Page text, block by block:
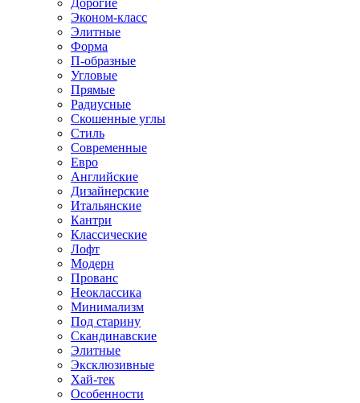
Дорогие
Эконом-класс
Элитные
Форма
П-образные
Угловые
Прямые
Радиусные
Скошенные углы
Стиль
Современные
Евро
Английские
Дизайнерские
Итальянские
Кантри
Классические
Лофт
Модерн
Прованс
Неоклассика
Минимализм
Под старину
Скандинавские
Элитные
Эксклюзивные
Хай-тек
Особенности